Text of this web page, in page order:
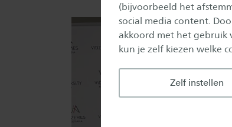
(bijvoorbeeld het
social media content.
akkoord met het gebruik
kun je zelf kiezen welke
Zelf instellen